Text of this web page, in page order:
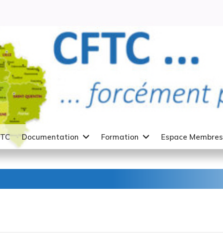
Documentation Formation Espace Membres